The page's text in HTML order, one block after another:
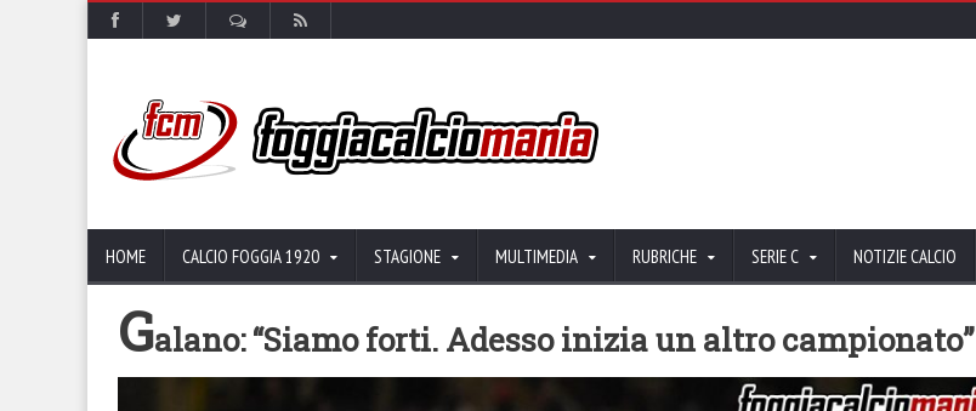
HOME CALCIO FOGGIA 1920 STAGIONE MULTIMEDIA RUBRICHE SERIE C NOTIZIE CALCIO
Galano: “Siamo forti. Adesso inizia un altro campionato”